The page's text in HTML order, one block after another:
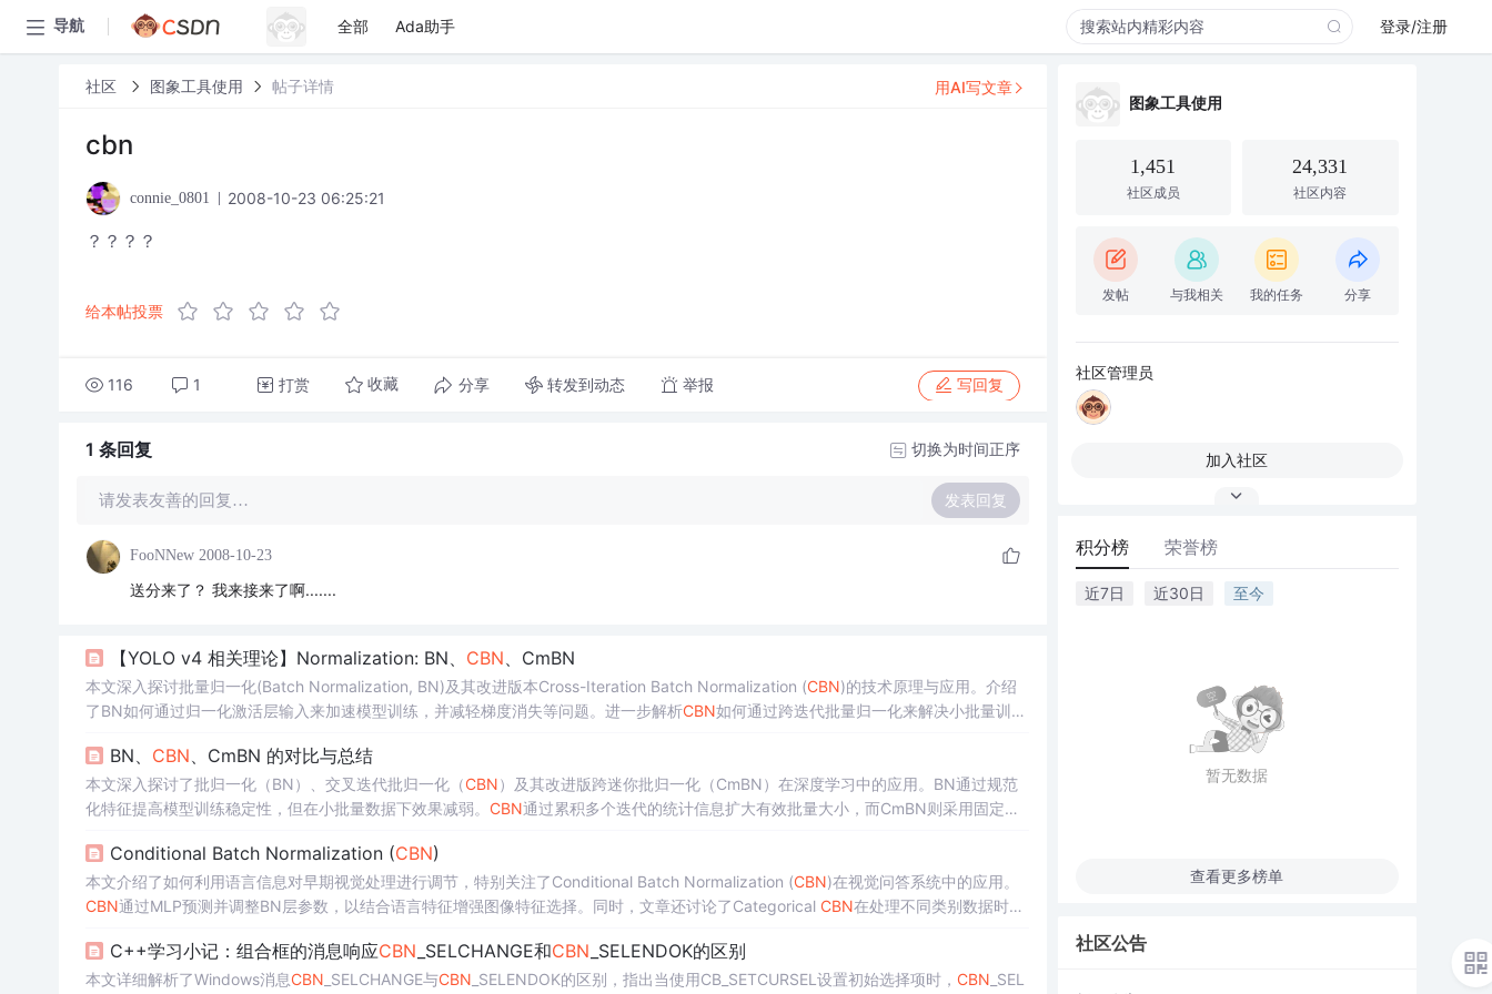
导航 全部 Ada助手 登录/注册
社区 图象工具使用 帖子详情
cbn
connie_0801 2008-10-23 06:25:21
？？？？
给本帖投票
116 1 打赏 收藏 分享 转发到动态 举报 写回复
用AI写文章
1 条回复 切换为时间正序
请发表友善的回复… 发表回复
FooNNew 2008-10-23
送分来了？ 我来接来了啊.......
【YOLO v4 相关理论】Normalization: BN、 CBN、CmBN
本文深入探讨批量归一化(Batch Normalization, BN)及其改进版本Cross-Iteration Batch Normalization (CBN)的技术原理与应用。介绍
了BN如何通过归一化激活层输入来加速模型训练，并减轻梯度消失等问题。进一步解析CBN如何通过跨迭代批量归一化来解决小批量训练
BN、 CBN、CmBN 的对比与总结
本文深入探讨了批归一化（BN）、交叉迭代批归一化（CBN）及其改进版跨迷你批归一化（CmBN）在深度学习中的应用。BN通过规范
化特征提高模型训练稳定性，但在小批量数据下效果减弱。 CBN通过累积多个迭代的统计信息扩大有效批量大小，而CmBN则采用固定窗
Conditional Batch Normalization (CBN)
本文介绍了如何利用语言信息对早期视觉处理进行调节，特别关注了Conditional Batch Normalization (CBN)在视觉问答系统中的应用。
CBN通过MLP预测并调整BN层参数，以结合语言特征增强图像特征选择。同时，文章还讨论了Categorical CBN在处理不同类别数据时的
C++学习小记：组合框的消息响应CBN _SELCHANGE和CBN _SELENDOK的区别
本文详细解析了Windows消息CBN _SELCHANGE与CBN _SELENDOK的区别，指出当使用CB_SETCURSEL设置初始选择项时， CBN _SEL
图象工具使用
1,451
社区成员
24,331
社区内容
发帖 与我相关 我的任务 分享
社区管理员
加入社区
积分榜 荣誉榜
近7日 近30日 至今
暂无数据
查看更多榜单
社区公告